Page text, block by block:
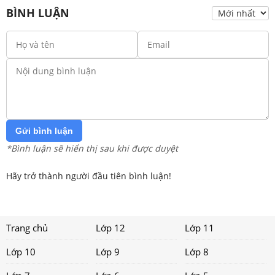
BÌNH LUẬN
Gửi bình luận
*Bình luận sẽ hiển thị sau khi được duyệt
Hãy trở thành người đầu tiên bình luận!
Trang chủ Lớp 12
Lớp 11
Lớp 10
Lớp 9
Lớp 8